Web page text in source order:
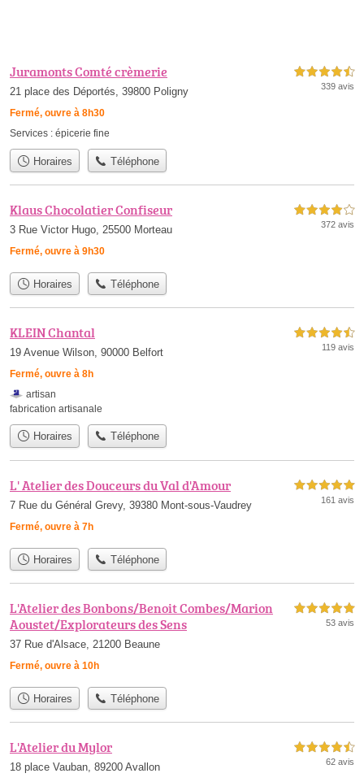
Juramonts Comté crèmerie
21 place des Déportés, 39800 Poligny
Fermé, ouvre à 8h30
4,5 étoiles sur 5
339 avis
Services : épicerie fine
Horaires Téléphone
Klaus Chocolatier Confiseur
3 Rue Victor Hugo, 25500 Morteau
Fermé, ouvre à 9h30
4,0 étoiles sur 5
372 avis
Horaires Téléphone
KLEIN Chantal
19 Avenue Wilson, 90000 Belfort
Fermé, ouvre à 8h
4,5 étoiles sur 5
119 avis
artisan
fabrication artisanale
Horaires Téléphone
L' Atelier des Douceurs du Val d'Amour
7 Rue du Général Grevy, 39380 Mont-sous-Vaudrey
Fermé, ouvre à 7h
5,0 étoiles sur 5
161 avis
Horaires Téléphone
L'Atelier des Bonbons/Benoit Combes/Marion
Aoustet/Explorateurs des Sens
37 Rue d'Alsace, 21200 Beaune
Fermé, ouvre à 10h
5,0 étoiles sur 5
53 avis
Horaires Téléphone
L'Atelier du Mylor
18 place Vauban, 89200 Avallon
4,5 étoiles sur 5
62 avis